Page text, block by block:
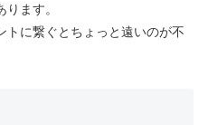
ます。
トに繋ぐとちょっと遠いのが不